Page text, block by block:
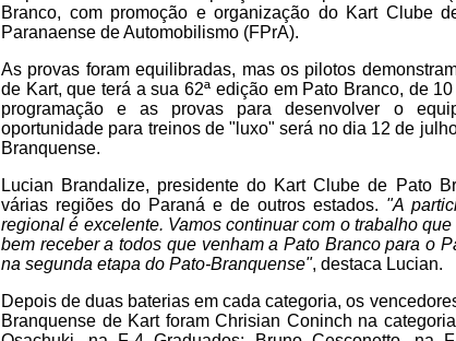
Branco, com promoção e organização do Kart Clube
Paranaense de Automobilismo (FPrA).
As provas foram equilibradas, mas os pilotos
de Kart, que terá a sua 62ª edição em Pato Branco, de
programação e as provas para desenvolver o
oportunidade para treinos de "luxo" será no dia 12 de
Branquense.
Lucian Brandalize, presidente do Kart Clube de Pato
várias regiões do Paraná e de outros estados. "A
regional é excelente. Vamos continuar com o trabalho
bem receber a todos que venham a Pato Branco para o
na segunda etapa do Pato-Branquense", destaca Lucian.
Depois de duas baterias em cada categoria, os
Branquense de Kart foram Chrisian Coninch na